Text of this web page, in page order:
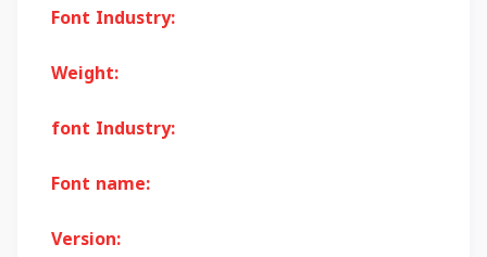
Font Industry:
Weight:
font Industry:
Font name:
Version: